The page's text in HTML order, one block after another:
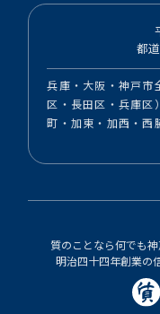
都
兵庫・大阪・神戸市
区・長田区・兵庫区
町・加東・加西・西
質のことなら何でも
明治四十四年創業の